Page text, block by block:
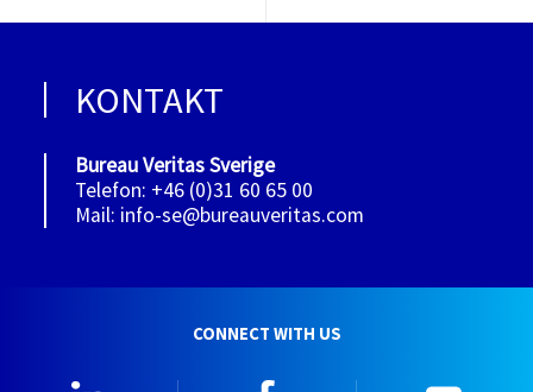
KONTAKT
Bureau Veritas Sverige
Telefon: +46 (0)31 60 65 00
Mail: info-se@bureauveritas.com
CONNECT WITH US